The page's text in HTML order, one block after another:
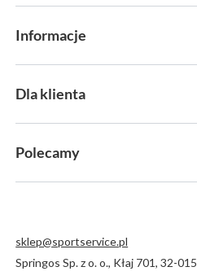
Informacje
Dla klienta
Polecamy
sklep@sportservice.pl
Springos Sp. z o. o., Kłaj 701,32-015